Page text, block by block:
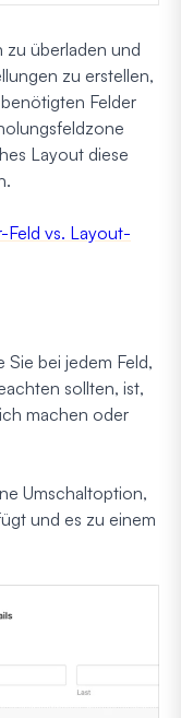
zu überladen und
zu erstellen,
Felder
Layout diese
Feld vs. Layout-
bei jedem Feld,
sollten, ist,
machen oder
Umschaltoption,
und es zu einem